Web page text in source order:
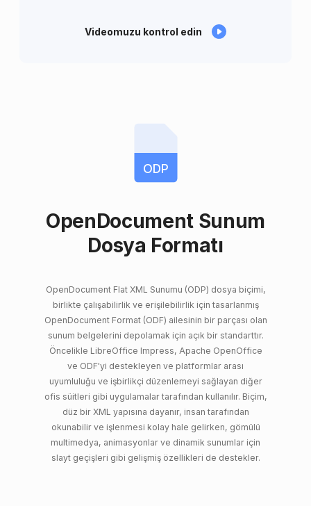
Videomuzu kontrol edin
ODP
OpenDocument Sunum
Dosya Formatı
OpenDocument Flat XML Sunumu (ODP) dosya biçimi,
birlikte çalışabilirlik ve erişilebilirlik için tasarlanmış
OpenDocument Format (ODF) ailesinin bir parçası olan
sunum belgelerini depolamak için açık bir standarttır.
Öncelikle LibreOffice Impress, Apache OpenOffice
ve ODF'yi destekleyen ve platformlar arası
uyumluluğu ve işbirlikçi düzenlemeyi sağlayan diğer
ofis süitleri gibi uygulamalar tarafından kullanılır. Biçim,
düz bir XML yapısına dayanır, insan tarafından
okunabilir ve işlenmesi kolay hale gelirken, gömülü
multimedya, animasyonlar ve dinamik sunumlar için
slayt geçişleri gibi gelişmiş özellikleri de destekler.